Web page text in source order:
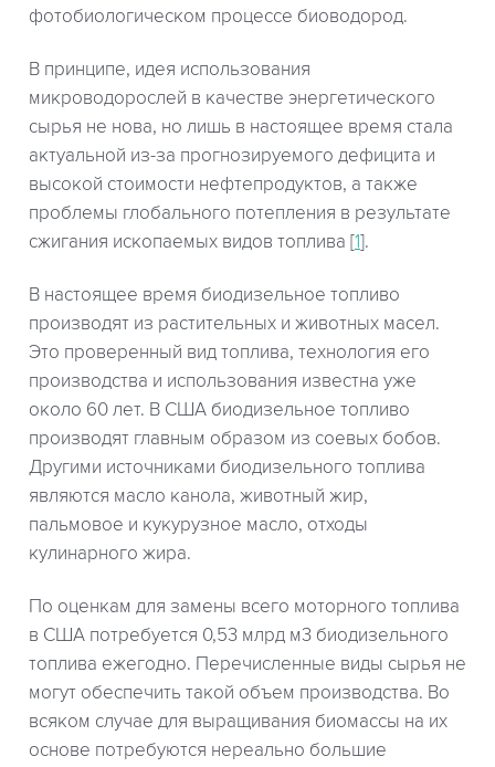
фотобиологическом процессе биоводород.
В принципе, идея использования
микроводорослей в качестве энергетического
сырья не нова, но лишь в настоящее время стала
актуальной из-за прогнозируемого дефицита и
высокой стоимости нефтепродуктов, а также
проблемы глобального потепления в результате
сжигания ископаемых видов топлива [1].
В настоящее время биодизельное топливо
производят из растительных и животных масел.
Это проверенный вид топлива, технология его
производства и использования известна уже
около 60 лет. В США биодизельное топливо
производят главным образом из соевых бобов.
Другими источниками биодизельного топлива
являются масло канола, животный жир,
пальмовое и кукурузное масло, отходы
кулинарного жира.
По оценкам для замены всего моторного топлива
в США потребуется 0,53 млрд м3 биодизельного
топлива ежегодно. Перечисленные виды сырья не
могут обеспечить такой объем производства. Во
всяком случае для выращивания биомассы на их
основе потребуются нереально большие